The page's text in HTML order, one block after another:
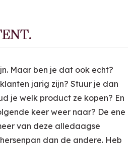
Maar ben je dat ook echt?
jarig zijn? Stuur je dan
je welk product ze kopen? En
keer weer naar? De ene
van deze alledaagse
dan de andere. Heb